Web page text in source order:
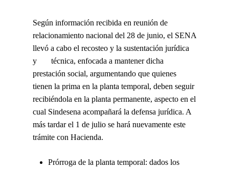
Según información recibida en reunión de
relacionamiento nacional del 28 de junio, el SENA
llevó a cabo el recosteo y la sustentación jurídica
y técnica, enfocada a mantener dicha
prestación social, argumentando que quienes
tienen la prima en la planta temporal, deben seguir
recibiéndola en la planta permanente, aspecto en el
cual Sindesena acompañará la defensa jurídica. A
más tardar el 1 de julio se hará nuevamente este
trámite con Hacienda.
Prórroga de la planta temporal: dados los